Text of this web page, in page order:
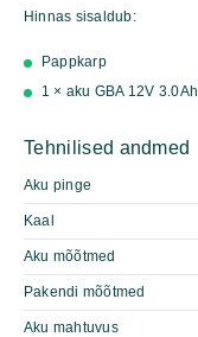
Hinnas sisaldub:
Pappkarp
1 × aku GBA 12V 3.0Ah
Tehnilised andmed
Aku pinge
Kaal
Aku mõõtmed
Pakendi mõõtmed
Aku mahtuvus